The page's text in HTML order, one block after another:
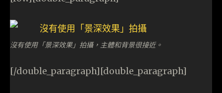
沒有使用「景深效果」拍攝，主體和背景很接近。
[/double_paragraph][double_paragraph]